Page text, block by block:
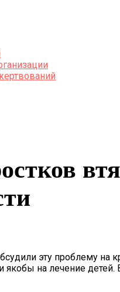
эту проблему на
якобы на лечение